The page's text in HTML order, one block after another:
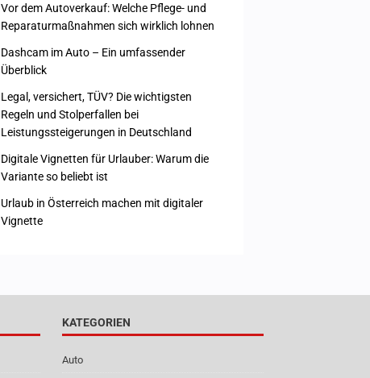
Vor dem Autoverkauf: Welche Pflege- und
Reparaturmaßnahmen sich wirklich lohnen
Dashcam im Auto – Ein umfassender
Überblick
Legal, versichert, TÜV? Die wichtigsten
Regeln und Stolperfallen bei
Leistungssteigerungen in Deutschland
Digitale Vignetten für Urlauber: Warum die
Variante so beliebt ist
Urlaub in Österreich machen mit digitaler
Vignette
KATEGORIEN
Auto